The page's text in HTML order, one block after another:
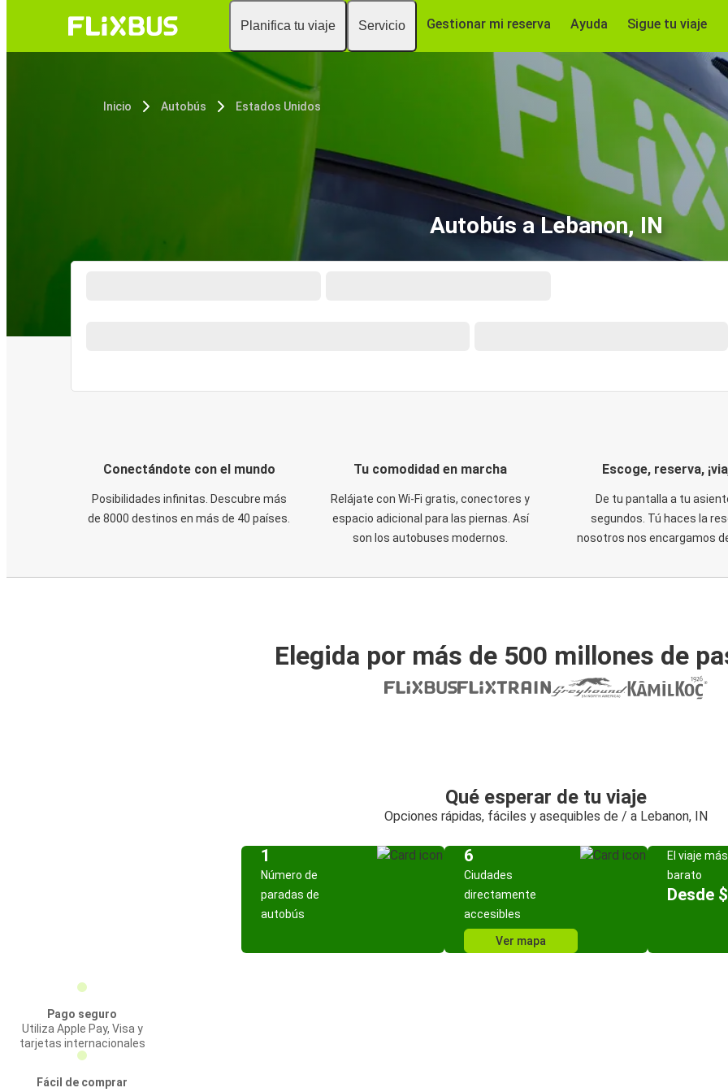
Planifica tu viaje Servicio Gestionar mi reserva Ayuda Sigue tu viaje
Inicio Autobús Estados Unidos
Autobús a Lebanon, IN
Conectándote con el mundo
Posibilidades infinitas. Descubre más
de 8000 destinos en más de 40 países.
Tu comodidad en marcha
Relájate con Wi-Fi gratis, conectores y
espacio adicional para las piernas. Así
son los autobuses modernos.
Escoge, reserva,
De tu pantalla a tu
segundos. Tú haces la
nosotros nos encargamos
Elegida por más de 500 millones de
Qué esperar de tu viaje
Opciones rápidas, fáciles y asequibles de / a Lebanon, IN
1
Número de
paradas de
autobús
6
Ciudades
directamente
accesibles
Ver mapa
El viaje más
barato
Desde
Pago seguro
Utiliza Apple Pay, Visa y
tarjetas internacionales
Fácil de comprar